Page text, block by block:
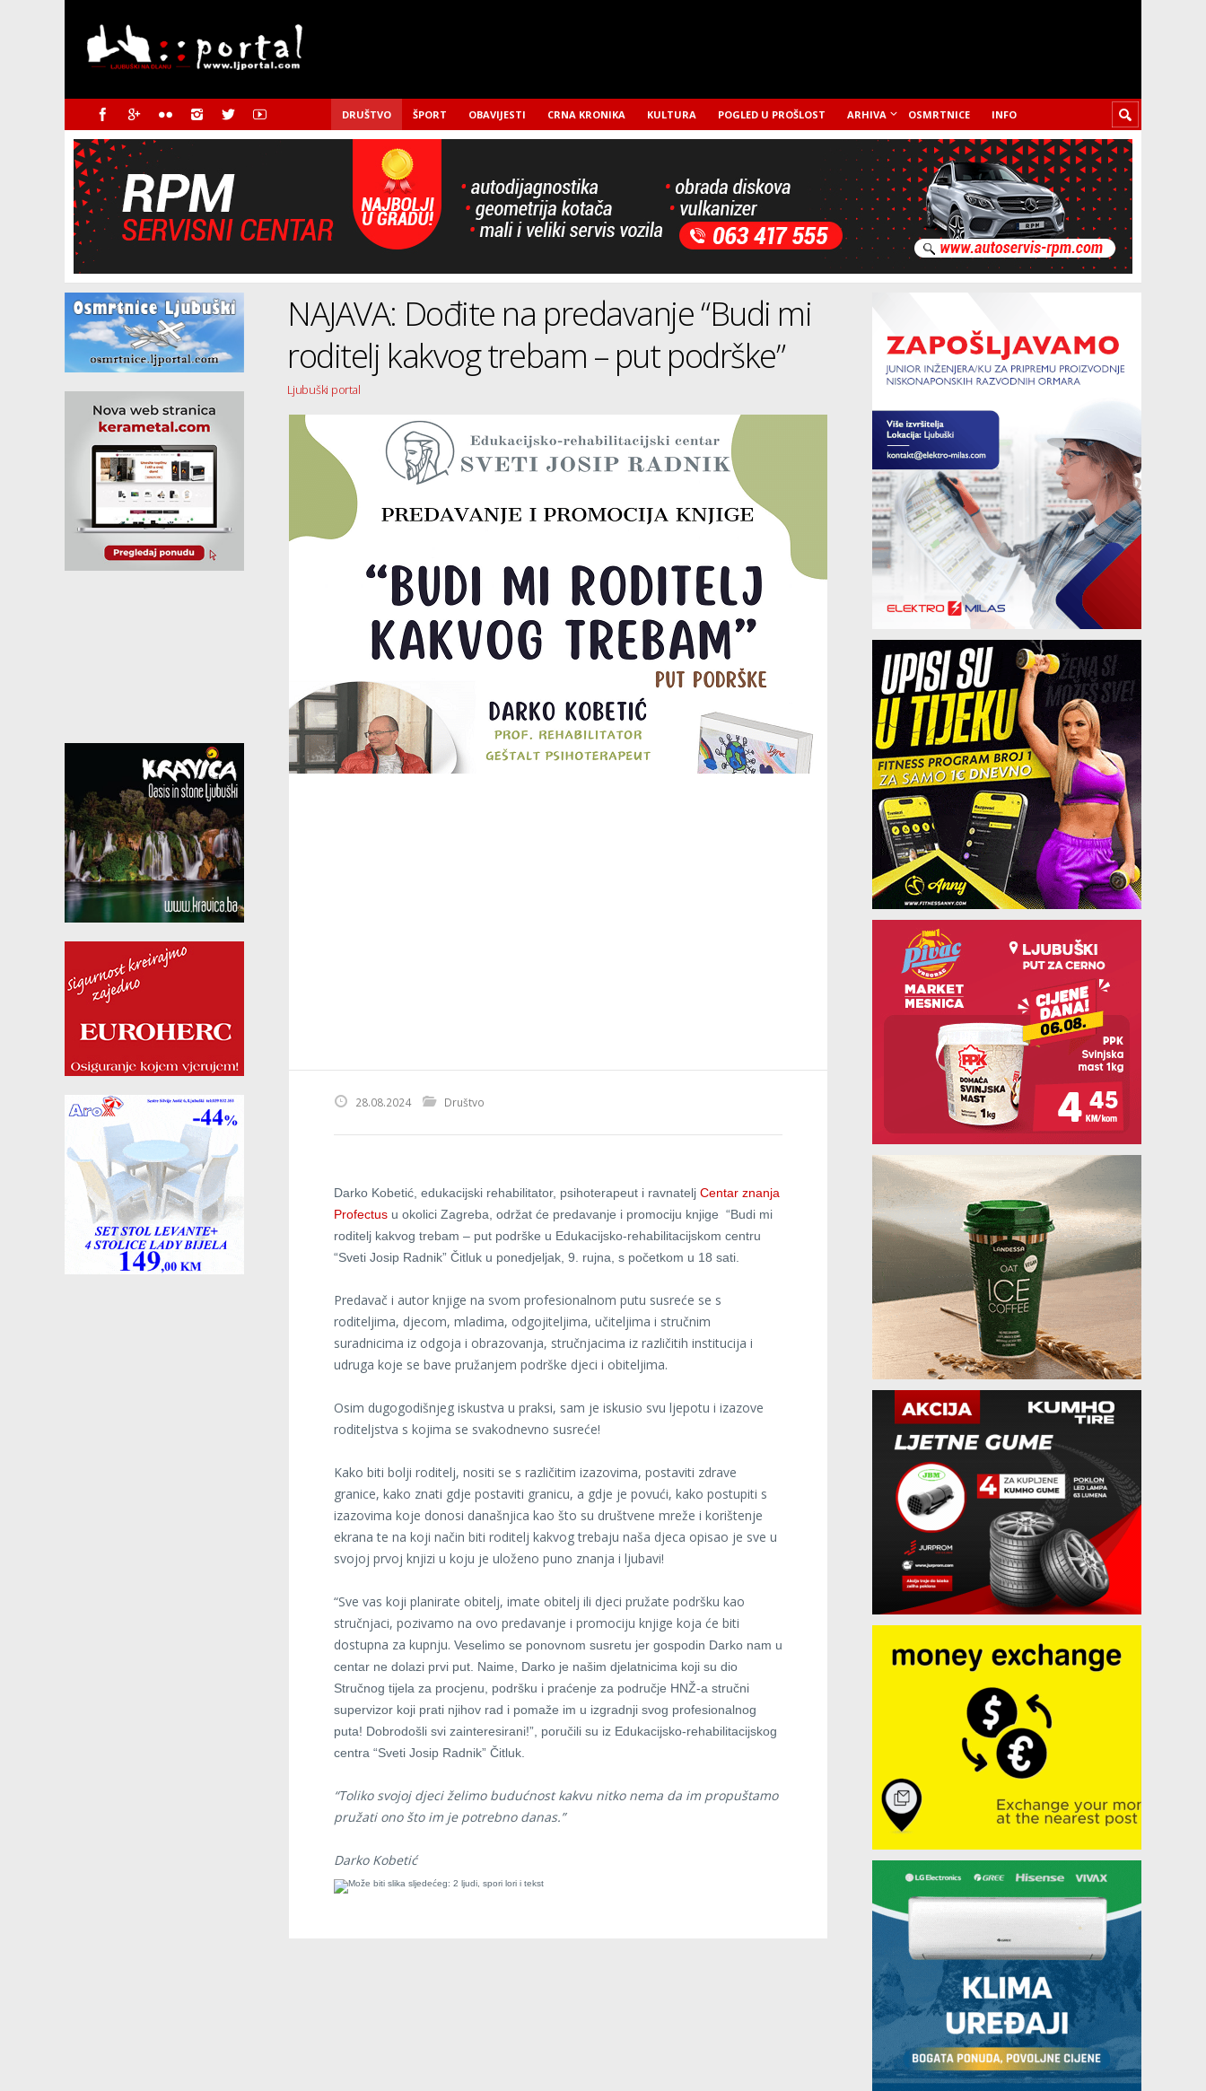
DRUŠTVO ŠPORT OBAVIJESTI CRNA KRONIKA KULTURA POGLED U PROŠLOST ARHIVA OSMRTNICE INFO
NAJAVA: Dođite na predavanje “Budi mi
roditelj kakvog trebam – put podrške”
Ljubuški portal
28.08.2024 Društvo
Darko Kobetić, edukacijski rehabilitator, psihoterapeut i ravnatelj Centar znanja
Profectus u okolici Zagreba, održat će predavanje i promociju knjige “Budi mi
roditelj kakvog trebam – put podrške u Edukacijsko-rehabilitacijskom centru
“Sveti Josip Radnik” Čitluk u ponedjeljak, 9. rujna, s početkom u 18 sati.
Predavač i autor knjige na svom profesionalnom putu susreće se s
roditeljima, djecom, mladima, odgojiteljima, učiteljima i stručnim
suradnicima iz odgoja i obrazovanja, stručnjacima iz različitih institucija i
udruga koje se bave pružanjem podrške djeci i obiteljima.
Osim dugogodišnjeg iskustva u praksi, sam je iskusio svu ljepotu i izazove
roditeljstva s kojima se svakodnevno susreće!
Kako biti bolji roditelj, nositi se s različitim izazovima, postaviti zdrave
granice, kako znati gdje postaviti granicu, a gdje je povući, kako postupiti s
izazovima koje donosi današnjica kao što su društvene mreže i korištenje
ekrana te na koji način biti roditelj kakvog trebaju naša djeca opisao je sve u
svojoj prvoj knjizi u koju je uloženo puno znanja i ljubavi!
“Sve vas koji planirate obitelj, imate obitelj ili djeci pružate podršku kao
stručnjaci, pozivamo na ovo predavanje i promociju knjige koja će biti
dostupna za kupnju. Veselimo se ponovnom susretu jer gospodin Darko nam u
centar ne dolazi prvi put. Naime, Darko je našim djelatnicima koji su dio
Stručnog tijela za procjenu, podršku i praćenje za područje HNŽ-a stručni
supervizor koji prati njihov rad i pomaže im u izgradnji svog profesionalnog
puta! Dobrodošli svi zainteresirani!”, poručili su iz Edukacijsko-rehabilitacijskog
centra “Sveti Josip Radnik” Čitluk.
“Toliko svojoj djeci želimo budućnost kakvu nitko nema da im propuštamo
pružati ono što im je potrebno danas.”
Darko Kobetić